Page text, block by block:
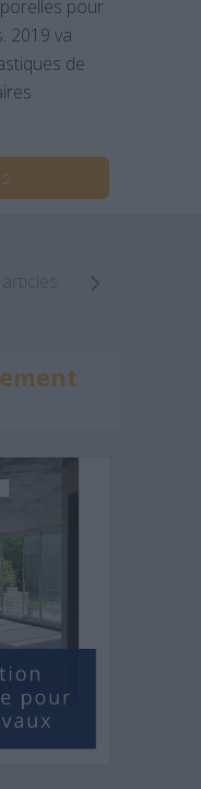
pour
2019 va
de